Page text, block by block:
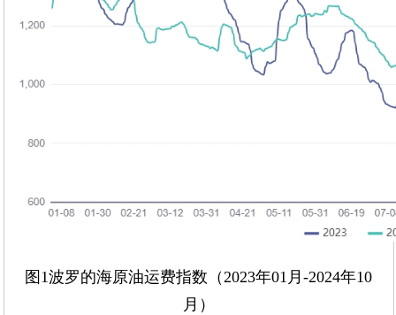
图1波罗的海原油运费指数（2023年01月-2024年10
月）